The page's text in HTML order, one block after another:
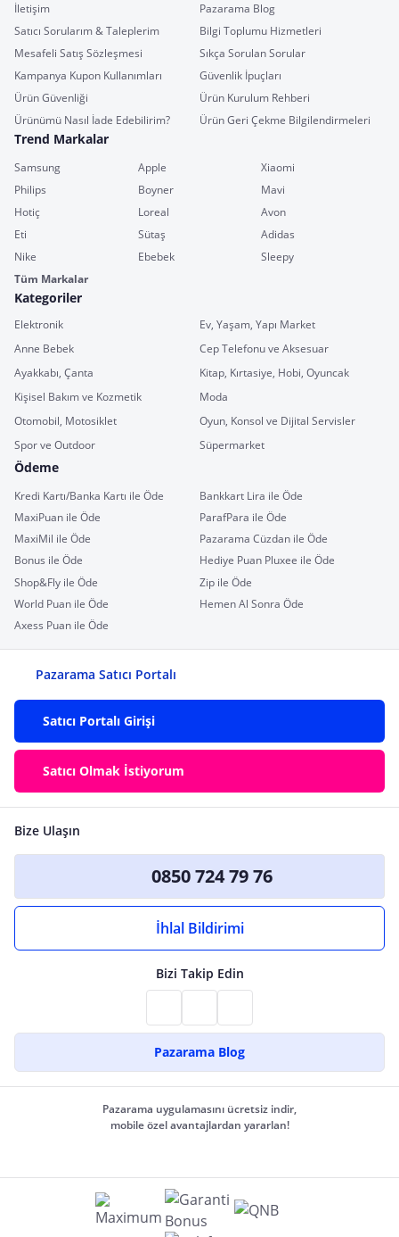
İletişim
Pazarama Blog
Satıcı Sorularım & Taleplerim
Bilgi Toplumu Hizmetleri
Mesafeli Satış Sözleşmesi
Sıkça Sorulan Sorular
Kampanya Kupon Kullanımları
Güvenlik İpuçları
Ürün Güvenliği
Ürün Kurulum Rehberi
Ürünümü Nasıl İade Edebilirim?
Ürün Geri Çekme Bilgilendirmeleri
Trend Markalar
Samsung Apple
Xiaomi
Philips
Boyner
Mavi
Hotiç
Loreal
Avon
Eti
Sütaş
Adidas
Nike
Ebebek
Sleepy
Tüm Markalar
Kategoriler
Elektronik
Ev, Yaşam, Yapı Market
Anne Bebek
Cep Telefonu ve Aksesuar
Ayakkabı, Çanta
Kitap, Kırtasiye, Hobi, Oyuncak
Kişisel Bakım ve Kozmetik
Moda
Otomobil, Motosiklet
Oyun, Konsol ve Dijital Servisler
Spor ve Outdoor
Süpermarket
Ödeme
Kredi Kartı/Banka Kartı ile Öde
Bankkart Lira ile Öde
MaxiPuan ile Öde
ParafPara ile Öde
MaxiMil ile Öde
Pazarama Cüzdan ile Öde
Bonus ile Öde
Hediye Puan Pluxee ile Öde
Shop&Fly ile Öde
Zip ile Öde
World Puan ile Öde
Hemen Al Sonra Öde
Axess Puan ile Öde
Pazarama Satıcı Portalı
Satıcı Portalı Girişi
Satıcı Olmak İstiyorum
Bize Ulaşın
0850 724 79 76
İhlal Bildirimi
Bizi Takip Edin
Pazarama Blog
Pazarama uygulamasını ücretsiz indir,
mobile özel avantajlardan yararlan!